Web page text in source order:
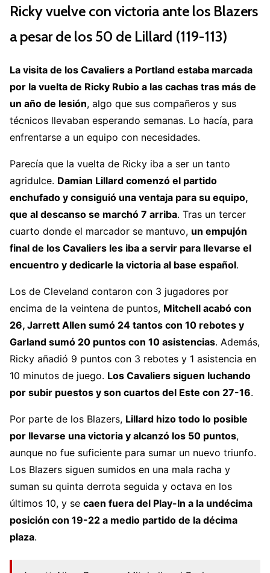
Ricky vuelve con victoria ante los Blazers
a pesar de los 50 de Lillard (119-113)
La visita de los Cavaliers a Portland estaba marcada
por la vuelta de Ricky Rubio a las cachas tras más de
un año de lesión, algo que sus compañeros y sus
técnicos llevaban esperando semanas. Lo hacía, para
enfrentarse a un equipo con necesidades.
Parecía que la vuelta de Ricky iba a ser un tanto
agridulce. Damian Lillard comenzó el partido
enchufado y consiguió una ventaja para su equipo,
que al descanso se marchó 7 arriba. Tras un tercer
cuarto donde el marcador se mantuvo, un empujón
final de los Cavaliers les iba a servir para llevarse el
encuentro y dedicarle la victoria al base español.
Los de Cleveland contaron con 3 jugadores por
encima de la veintena de puntos, Mitchell acabó con
26, Jarrett Allen sumó 24 tantos con 10 rebotes y
Garland sumó 20 puntos con 10 asistencias. Además,
Ricky añadió 9 puntos con 3 rebotes y 1 asistencia en
10 minutos de juego. Los Cavaliers siguen luchando
por subir puestos y son cuartos del Este con 27-16.
Por parte de los Blazers, Lillard hizo todo lo posible
por llevarse una victoria y alcanzó los 50 puntos,
aunque no fue suficiente para sumar un nuevo triunfo.
Los Blazers siguen sumidos en una mala racha y
suman su quinta derrota seguida y octava en los
últimos 10, y se caen fuera del Play-In a la undécima
posición con 19-22 a medio partido de la décima
plaza.